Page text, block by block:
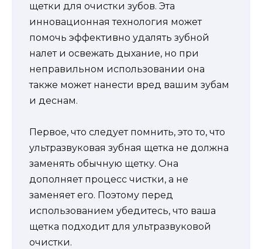
щетки для очистки зубов. Эта
инновационная технология может
помочь эффективно удалять зубной
налет и освежать дыхание, но при
неправильном использовании она
также может нанести вред вашим зубам
и деснам.
Первое, что следует помнить, это то, что
ультразвуковая зубная щетка не должна
заменять обычную щетку. Она
дополняет процесс чистки, а не
заменяет его. Поэтому перед
использованием убедитесь, что ваша
щетка подходит для ультразвуковой
очистки.